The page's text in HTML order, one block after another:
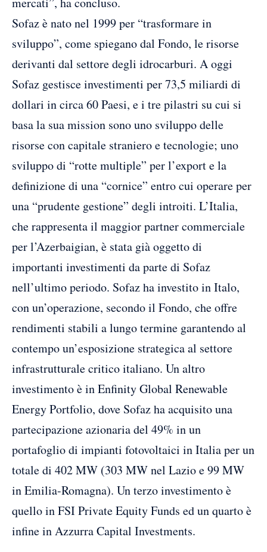
Sofaz è nato nel 1999 per “trasformare in
sviluppo”, come spiegano dal Fondo, le risorse
derivanti dal settore degli idrocarburi. A oggi
Sofaz gestisce investimenti per 73,5 miliardi di
dollari in circa 60 Paesi, e i tre pilastri su cui si
basa la sua mission sono uno sviluppo delle
risorse con capitale straniero e tecnologie; uno
sviluppo di “rotte multiple” per l’export e la
definizione di una “cornice” entro cui operare per
una “prudente gestione” degli introiti. L’Italia,
che rappresenta il maggior partner commerciale
per l’Azerbaigian, è stata già oggetto di
importanti investimenti da parte di Sofaz
nell’ultimo periodo. Sofaz ha investito in Italo,
con un’operazione, secondo il Fondo, che offre
rendimenti stabili a lungo termine garantendo al
contempo un’esposizione strategica al settore
infrastrutturale critico italiano. Un altro
investimento è in Enfinity Global Renewable
Energy Portfolio, dove Sofaz ha acquisito una
partecipazione azionaria del 49% in un
portafoglio di impianti fotovoltaici in Italia per un
totale di 402 MW (303 MW nel Lazio e 99 MW
in Emilia-Romagna). Un terzo investimento è
quello in FSI Private Equity Funds ed un quarto è
infine in Azzurra Capital Investments.